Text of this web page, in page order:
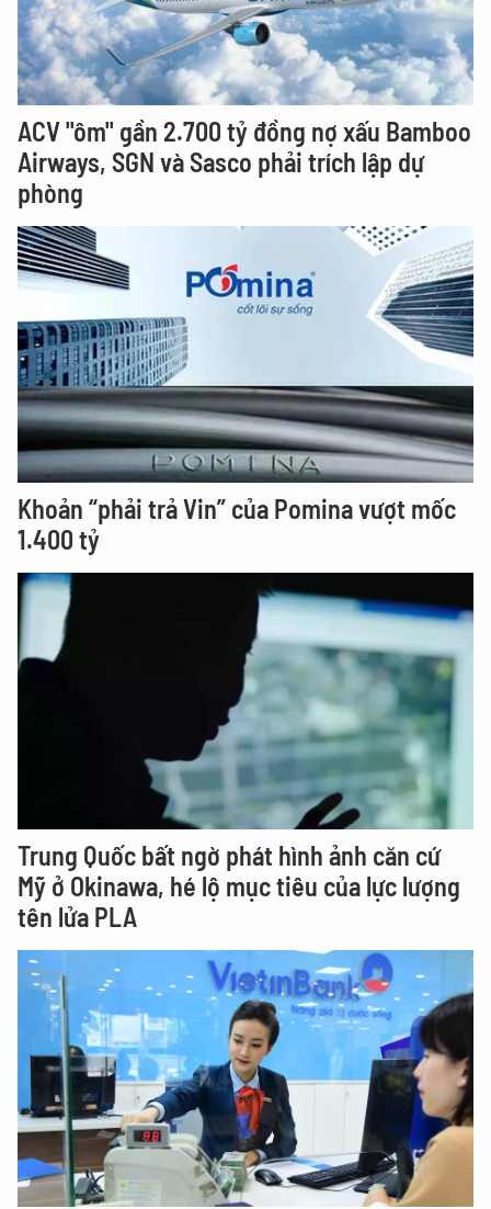
ACV "ôm" gần 2.700 tỷ đồng nợ xấu Bamboo
Airways, SGN và Sasco phải trích lập dự
phòng
Khoản “phải trả Vin” của Pomina vượt mốc
1.400 tỷ
Trung Quốc bất ngờ phát hình ảnh căn cứ
Mỹ ở Okinawa, hé lộ mục tiêu của lực lượng
tên lửa PLA